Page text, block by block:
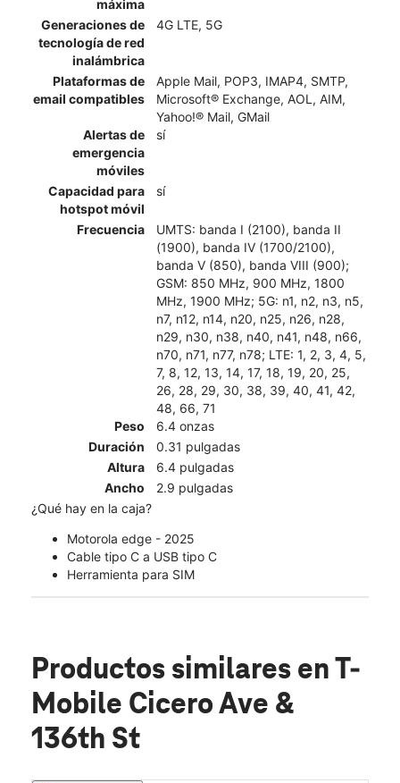
máxima
Generaciones de
tecnología de red
inalámbrica
4G LTE, 5G
Plataformas de
email compatibles
Apple Mail, POP3, IMAP4, SMTP,
Microsoft® Exchange, AOL, AIM,
Yahoo!® Mail, GMail
Alertas de
emergencia
móviles
sí
Capacidad para
hotspot móvil
sí
Frecuencia
UMTS: banda I (2100), banda II
(1900), banda IV (1700/2100),
banda V (850), banda VIII (900);
GSM: 850 MHz, 900 MHz, 1800
MHz, 1900 MHz; 5G: n1, n2, n3, n5,
n7, n12, n14, n20, n25, n26, n28,
n29, n30, n38, n40, n41, n48, n66,
n70, n71, n77, n78; LTE: 1, 2, 3, 4, 5,
7, 8, 12, 13, 14, 17, 18, 19, 20, 25,
26, 28, 29, 30, 38, 39, 40, 41, 42,
48, 66, 71
Peso
6.4 onzas
Duración
0.31 pulgadas
Altura
6.4 pulgadas
Ancho
2.9 pulgadas
¿Qué hay en la caja?
Motorola edge - 2025
Cable tipo C a USB tipo C
Herramienta para SIM
Productos similares en T-
Mobile Cicero Ave &
136th St